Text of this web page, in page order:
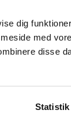
dig
med
disse
Statistik